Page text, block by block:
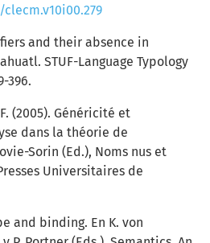
and their absence in
STUF-Language Typology
396.
(2005). Généricité et
dans la théorie de
Sorin (Ed.), Noms nus et
Universitaires de
and binding. En K. von